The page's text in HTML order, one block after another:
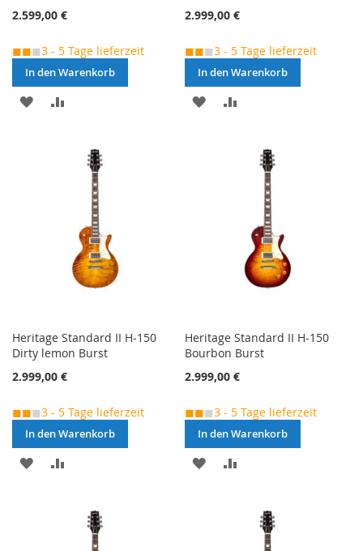
2.599,00 €
◼◼◼3 - 5 Tage lieferzeit
In den Warenkorb
MERKEN
HINZUFÜGEN
2.999,00 €
◼◼◼3 - 5 Tage lieferzeit
In den Warenkorb
MERKEN
HINZUFÜGEN
Heritage Standard II H-150
Dirty lemon Burst
2.999,00 €
◼◼◼3 - 5 Tage lieferzeit
In den Warenkorb
MERKEN
HINZUFÜGEN
Heritage Standard II H-150
Bourbon Burst
2.999,00 €
◼◼◼3 - 5 Tage lieferzeit
In den Warenkorb
MERKEN
HINZUFÜGEN